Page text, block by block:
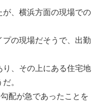
、横浜方面の現場での
の現場だそうで、出勤
、その上にある住宅地
。
配が急であったことを